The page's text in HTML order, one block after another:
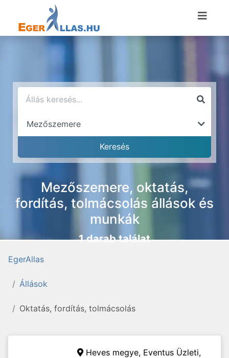
Mezőszemere, oktatás,
fordítás, tolmácsolás állások és
munkák
1 darab találat
EgerAllas
Állások
Oktatás, fordítás, tolmácsolás
Heves megye, Eventus Üzleti,